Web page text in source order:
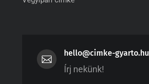

hello@cimke-gyarto.hu
Írj nekünk!